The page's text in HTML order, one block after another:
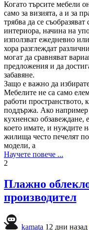
Когато търсите мебели
само за визията, а и за
трябва да се
интериора, начина на
използват ежедневно
хора разглеждат
могат да сравняват
предложения и да
забавяне.
Защо е важно да
Мебелите не са само
работи пространството,
поддържа. Ако например
кухненско обзавеждане,
което имате, и нуждите
жилища често печелят
модели, а
Научете повече ...
2
Плажно
производител
kamata 12 дни назад